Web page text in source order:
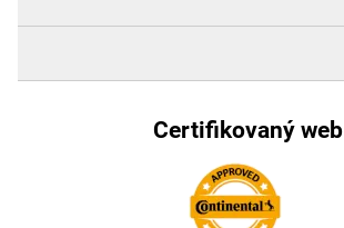
Certifikovaný web